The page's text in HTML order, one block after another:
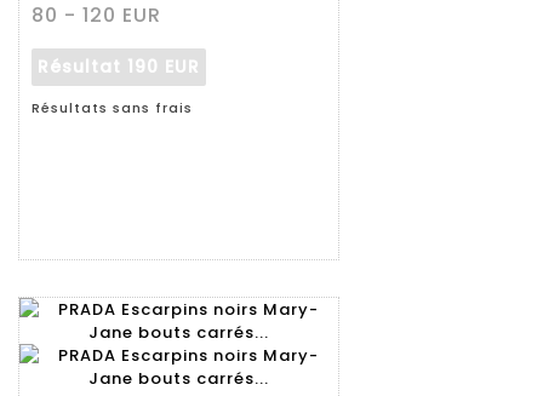
80 - 120 EUR
Résultat 190 EUR
Résultats sans frais